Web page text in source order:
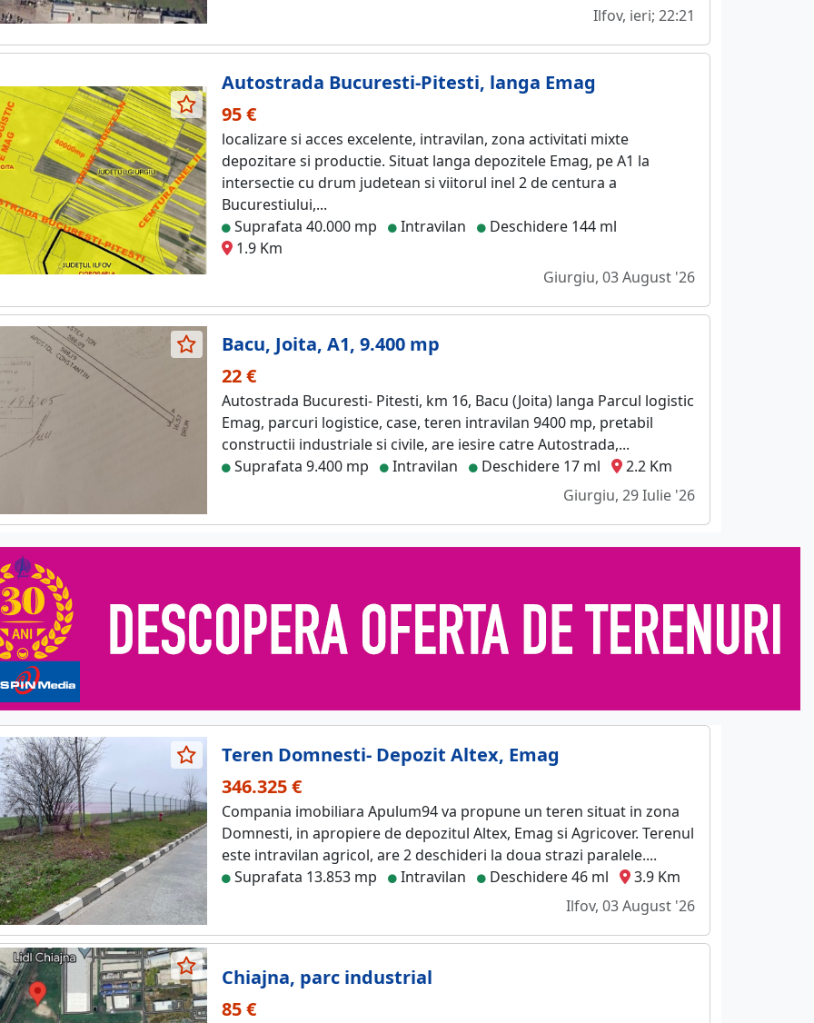
Ilfov, ieri; 22:21
Autostrada Bucuresti-Pitesti, langa Emag
95 €
localizare si acces excelente, intravilan, zona activitati mixte
depozitare si productie. Situat langa depozitele Emag, pe A1 la
intersectie cu drum judetean si viitorul inel 2 de centura a
Bucurestiului,...
Suprafata 40.000 mp
Intravilan
Deschidere 144 ml
1.9 Km
Giurgiu, 03 August '26
Bacu, Joita, A1, 9.400 mp
22 €
Autostrada Bucuresti- Pitesti, km 16, Bacu (Joita) langa Parcul logistic
Emag, parcuri logistice, case, teren intravilan 9400 mp, pretabil
constructii industriale si civile, are iesire catre Autostrada,...
Suprafata 9.400 mp
Intravilan Deschidere 17 ml
2.2 Km
Giurgiu, 29 Iulie '26
Teren Domnesti- Depozit Altex, Emag
346.325 €
Compania imobiliara Apulum94 va propune un teren situat in zona
Domnesti, in apropiere de depozitul Altex, Emag si Agricover. Terenul
este intravilan agricol, are 2 deschideri la doua strazi paralele....
Suprafata 13.853 mp
Intravilan Deschidere 46 ml
3.9 Km
Ilfov, 03 August '26
Chiajna, parc industrial
85 €